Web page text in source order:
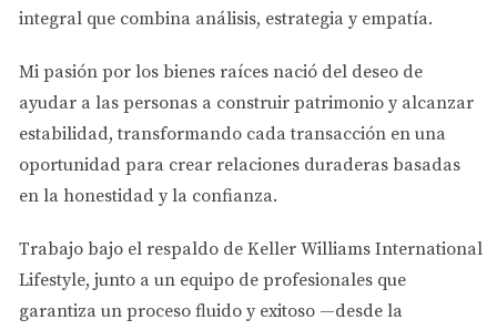
adelantarnos al mercado y ofrecer
recomendaciones valiosas a nuestros
clientes.”
Este enfoque no solo beneficia a los inversores
primera vivienda. Al entender mejor las tendencias del
mercado, los compradores pueden tomar decisiones más
informadas y estratégicas.
integral que combina análisis, estrategia y empatía.
Mi pasión por los bienes raíces nació del deseo de
ayudar a las personas a construir patrimonio y alcanzar
estabilidad, transformando cada transacción en una
oportunidad para crear relaciones duraderas basadas
en la honestidad y la confianza.
Trabajo bajo el respaldo de Keller Williams International
Lifestyle, junto a un equipo de profesionales que
garantiza un proceso fluido y exitoso —desde la